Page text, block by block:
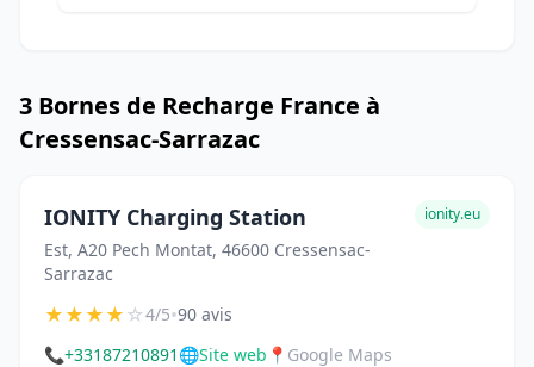
3 Bornes de Recharge France à
Cressensac-Sarrazac
IONITY Charging Station
Est, A20 Pech Montat, 46600 Cressensac-
Sarrazac
ionity.eu
★★★★☆4/5•90 avis
📞+33187210891 🌐Site web 📍 Google Maps